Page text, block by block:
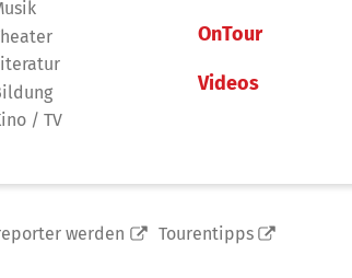
/ TV
OnTour
Videos
werden Tourentipps